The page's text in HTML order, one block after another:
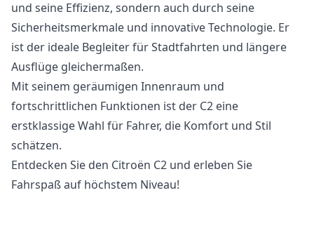
und seine Effizienz, sondern auch durch seine
Sicherheitsmerkmale und innovative Technologie. Er
ist der ideale Begleiter für Stadtfahrten und längere
Ausflüge gleichermaßen.
Mit seinem geräumigen Innenraum und
fortschrittlichen Funktionen ist der C2 eine
erstklassige Wahl für Fahrer, die Komfort und Stil
schätzen.
Entdecken Sie den Citroën C2 und erleben Sie
Fahrspaß auf höchstem Niveau!